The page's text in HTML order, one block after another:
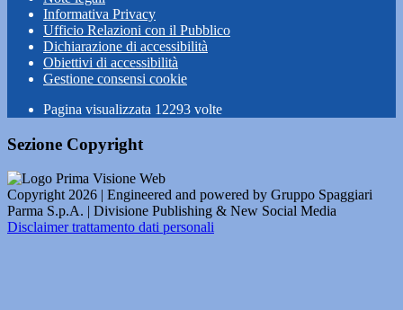
Informativa Privacy
Ufficio Relazioni con il Pubblico
Dichiarazione di accessibilità
Obiettivi di accessibilità
Gestione consensi cookie
Pagina visualizzata 12293 volte
Sezione Copyright
Copyright 2026 | Engineered and powered by Gruppo Spaggiari
Parma S.p.A. | Divisione Publishing & New Social Media
Disclaimer trattamento dati personali